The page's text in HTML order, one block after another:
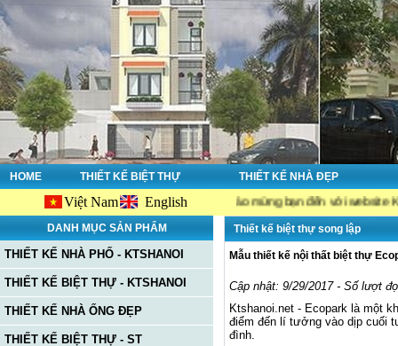
HOME THIẾT KẾ BIỆT THỰ THIẾT KẾ NHÀ ĐẸP
Việt Nam EnglishChào mừng bạn đến với website
DANH MỤC SẢN PHẨM
THIẾT KẾ NHÀ PHỐ - KTSHANOI
THIẾT KẾ BIỆT THỰ - KTSHANOI
THIẾT KẾ NHÀ ỐNG ĐẸP
THIẾT KẾ BIỆT THỰ - ST
Thiết kế biệt thự song lập
Mẫu thiết kế nội thất biệt thự
Cập nhật: 9/29/2017 - Số lượt
Ktshanoi.net - Ecopark là một
điểm đến lí tưởng vào dịp cuối
đình.